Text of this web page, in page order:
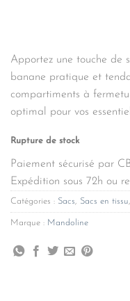
39,00€.
Apportez une touche de
banane pratique et
compartiments à
optimal pour vos
Rupture de stock
Paiement sécurisé par
Expédition sous 72h ou
Catégories : Sacs, Sacs en tissu,
Marque : Mandoline